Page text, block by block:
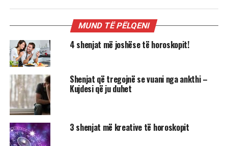
MUND TË PËLQENI
4 shenjat më joshëse të horoskopit!
Shenjat që tregojnë se vuani nga ankthi –
Kujdesi që ju duhet
3 shenjat më kreative të horoskopit